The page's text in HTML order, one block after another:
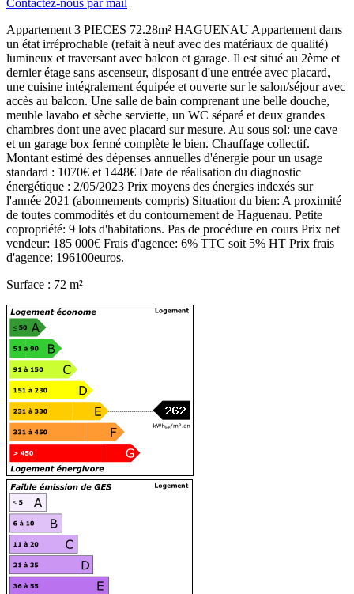
Appartement 3 PIECES 72.28m² HAGUENAU Appartement dans
un état irréprochable (refait à neuf avec des matériaux de qualité)
lumineux et traversant avec balcon et garage. Il est situé au 2ème et
dernier étage sans ascenseur, disposant d'une entrée avec placard,
une cuisine intégralement équipée et ouverte sur le salon/séjour avec
accès au balcon. Une salle de bain comprenant une belle douche,
meuble lavabo et sèche serviette, un WC séparé et deux grandes
chambres dont une avec placard sur mesure. Au sous sol: une cave
et un garage box fermé complète le bien. Chauffage collectif.
Montant estimé des dépenses annuelles d'énergie pour un usage
standard : 1070€ et 1448€ Date de réalisation du diagnostic
énergétique : 2/05/2023 Prix moyens des énergies indexés sur
l'année 2021 (abonnements compris) Situation du bien: A proximité
de toutes commodités et du contournement de Haguenau. Petite
copropriété: 9 lots d'habitations. Pas de procédure en cours Prix net
vendeur: 185 000€ Frais d'agence: 6% TTC soit 5% HT Prix frais
d'agence: 196100euros.
Surface : 72 m²